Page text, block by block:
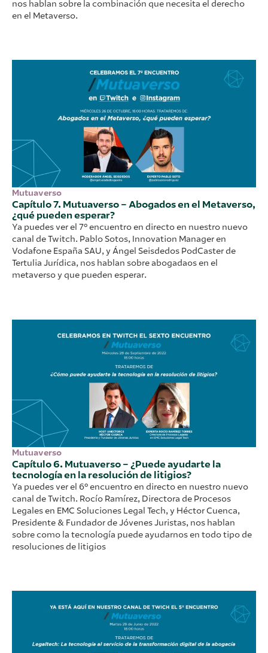
nos hablan sobre la combinación que necesita el derecho
en el Metaverso.
Mutuaverso
Capítulo 7. Mutuaverso – Abogados en el Metaverso,
¿qué pueden esperar?
Ya puedes ver el 7º encuentro en directo en nuestro nuevo
canal de Twitch. Pablo Sotos, Innovation Manager en
Vodafone España SAU, y Ángel Seisdedos PodCaster de
Tertulia Jurídica, nos hablan sobre abogadaos en el
metaverso y que pueden esperar.
Mutuaverso
Capítulo 6. Mutuaverso – ¿Puede ayudarte la
tecnología en la resolución de litigios?
Ya puedes ver el 6º encuentro en directo en nuestro nuevo
canal de Twitch. Rocío Ramírez, Directora de Procesos
Legales en EMC Soluciones Legal Tech, y Héctor Cuenca,
Presidente & Fundador de Jóvenes Juristas, nos hablan
sobre como la tecnología puede ayudarnos en todo tipo de
resoluciones de litigios